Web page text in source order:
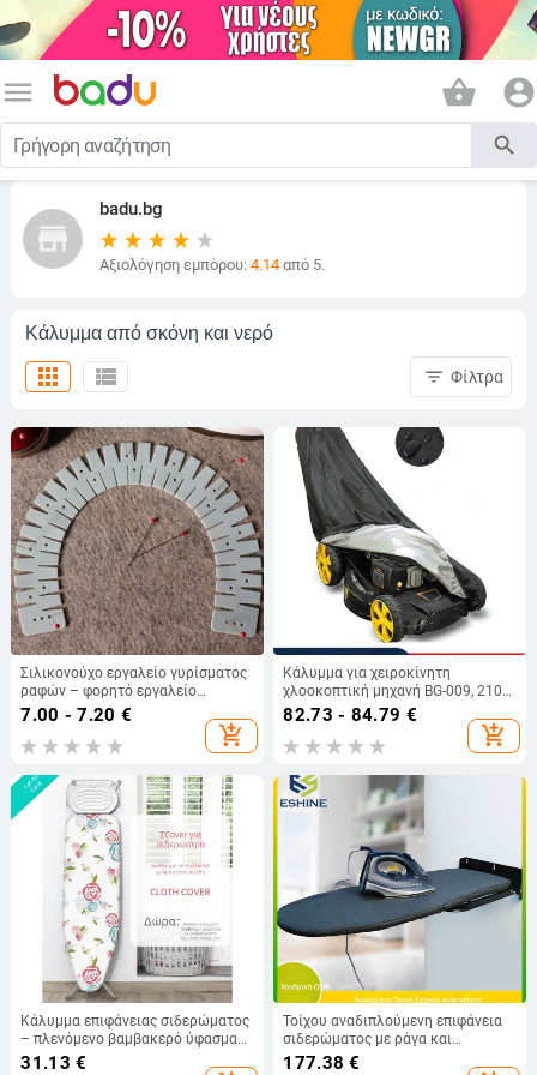
menu shopping_basket account_circle
search
store
badu.bg
Αξιολόγηση εμπόρου: 4.14από 5.
Κάλυμμα από σκόνη και νερό
view_list
apps filter_list Φίλτρα
Σιλικονούχο εργαλείο γυρίσματος
ραφών – φορητό εργαλείο
ραψίματος, μοντέρνο
μινιμαλιστικό ύφος
7.00 - 7.20 €
add_shopping_cart
Κάλυμμα για χειροκίνητη
χλοοκοπτική μηχανή BG-009, 210D
Oxford ύφασμα, ανθεκτικό στη
βροχή, UV προστασία, αντοχή σε
χιόνι, προστασία από σκόνη
82.73 - 84.79 €
add_shopping_cart
Κάλυμμα επιφάνειας σιδερώματος
– πλενόμενο βαμβακερό ύφασμα
ανθεκτικό σε υψηλές
31.13 €
Τοίχου αναδιπλούμενη επιφάνεια
σιδερώματος με ράγα και
κρεμάστρα – κάλυμμα από
177.38 €